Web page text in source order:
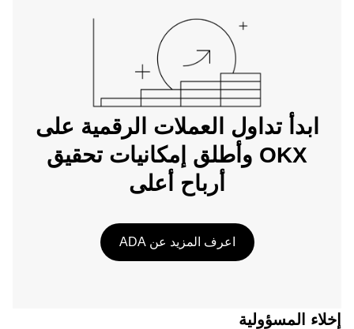
ابدأ تداول العملات الرقمية على
OKX وأطلق إمكانيات تحقيق
أرباح أعلى
اعرف المزيد عن ADA
إخلاء المسؤولية